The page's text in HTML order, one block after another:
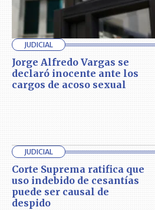
JUDICIAL
Jorge Alfredo Vargas se
declaró inocente ante los
cargos de acoso sexual
JUDICIAL
Corte Suprema ratifica que
uso indebido de cesantías
puede ser causal de
despido